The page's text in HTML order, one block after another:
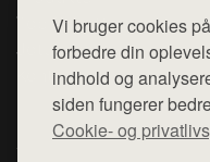
Vi bruger cookies
forbedre din
indhold og
siden fungerer
Cookie- og
Top Rabatter
Jotun maling
Kontakt